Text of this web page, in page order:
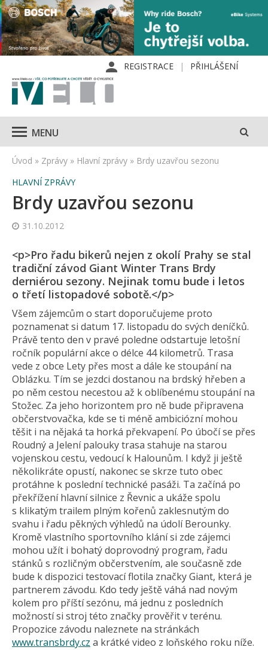
REGISTRACE PŘIHLÁŠENÍ
MENU
Úvod » Zprávy » Hlavní zprávy » Brdy uzavřou sezonu
HLAVNÍ ZPRÁVY
Brdy uzavřou sezonu
31.10.2012
<p>Pro řadu bikerů nejen z okolí Prahy se stal
tradiční závod Giant Winter Trans Brdy
derniérou sezony. Nejinak tomu bude i letos
o třetí listopadové sobotě.</p>
Všem zájemcům o start doporučujeme proto
poznamenat si datum 17. listopadu do svých deníčků.
Právě tento den v pravé poledne odstartuje letošní
ročník populární akce o délce 44 kilometrů. Trasa
vede z obce Lety přes most a dále ke stoupání na
Oblázku. Tím se jezdci dostanou na brdský hřeben a
po něm cestou necestou až k oblíbenému stoupání na
Stožec. Za jeho horizontem pro ně bude připravena
občerstvovačka, kde se ti méně ambiciózní mohou
těšit i na nějaká ta horká překvapení. Po úbočí se přes
Roudný a Jelení palouky trasa stahuje na starou
vojenskou cestu, vedoucí k Halounům. I když ji ještě
několikráte opustí, nakonec se skrze tuto obec
protáhne k poslední technické pasáži. Ta začíná po
překřížení hlavní silnice z Řevnic a ukáže spolu
s klikatým trailem plným kořenů zaklesnutým do
svahu i řadu pěkných výhledů na údolí Berounky.
Kromě vlastního sportovního klání si zde zájemci
mohou užít i bohatý doprovodný program, řadu
stánků s rozličným občerstvením, ale současně zde
bude k dispozici testovací flotila značky Giant, která je
partnerem závodu. Kdo tedy ještě váhá nad novým
kolem pro příští sezónu, má jednu z posledních
možností si stroj této značky prověřit v terénu.
Propozice závodu naleznete na stránkách
www.transbrdy.cz a krátké video z loňského roku níže.